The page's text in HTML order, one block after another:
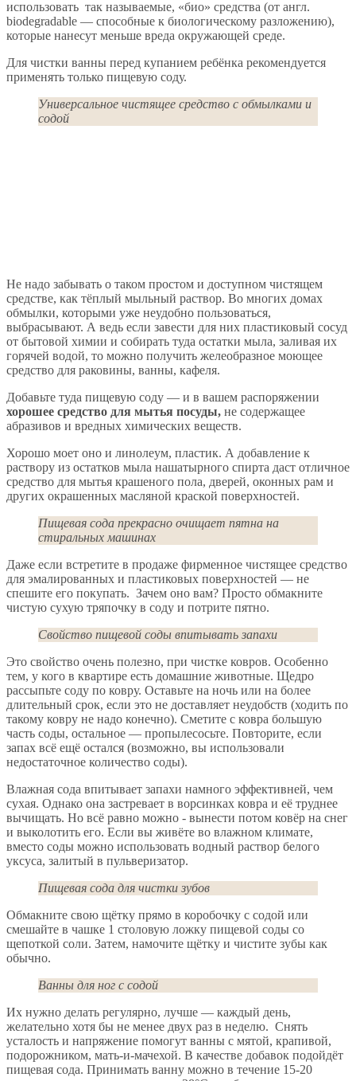
использовать так называемые, «био» средства (от англ.
biodegradable — способные к биологическому разложению),
которые нанесут меньше вреда окружающей среде.
Для чистки ванны перед купанием ребёнка рекомендуется
применять только пищевую соду.
Универсальное чистящее средство с обмылками и
содой
Не надо забывать о таком простом и доступном чистящем
средстве, как тёплый мыльный раствор. Во многих домах
обмылки, которыми уже неудобно пользоваться,
выбрасывают. А ведь если завести для них пластиковый сосуд
от бытовой химии и собирать туда остатки мыла, заливая их
горячей водой, то можно получить желеобразное моющее
средство для раковины, ванны, кафеля.
Добавьте туда пищевую соду — и в вашем распоряжении
хорошее средство для мытья посуды, не содержащее
абразивов и вредных химических веществ.
Хорошо моет оно и линолеум, пластик. А добавление к
раствору из остатков мыла нашатырного спирта даст отличное
средство для мытья крашеного пола, дверей, оконных рам и
других окрашенных масляной краской поверхностей.
Пищевая сода прекрасно очищает пятна на
стиральных машинах
Даже если встретите в продаже фирменное чистящее средство
для эмалированных и пластиковых поверхностей — не
спешите его покупать. Зачем оно вам? Просто обмакните
чистую сухую тряпочку в соду и потрите пятно.
Свойство пищевой соды впитывать запахи
Это свойство очень полезно, при чистке ковров. Особенно
тем, у кого в квартире есть домашние животные. Щедро
рассыпьте соду по ковру. Оставьте на ночь или на более
длительный срок, если это не доставляет неудобств (ходить по
такому ковру не надо конечно). Сметите с ковра большую
часть соды, остальное — пропылесосьте. Повторите, если
запах всё ещё остался (возможно, вы использовали
недостаточное количество соды).
Влажная сода впитывает запахи намного эффективней, чем
сухая. Однако она застревает в ворсинках ковра и её труднее
вычищать. Но всё равно можно - вынести потом ковёр на снег
и выколотить его. Если вы живёте во влажном климате,
вместо соды можно использовать водный раствор белого
уксуса, залитый в пульверизатор.
Пищевая сода для чистки зубов
Обмакните свою щётку прямо в коробочку с содой или
смешайте в чашке 1 столовую ложку пищевой соды со
щепоткой соли. Затем, намочите щётку и чистите зубы как
обычно.
Ванны для ног с содой
Их нужно делать регулярно, лучше — каждый день,
желательно хотя бы не менее двух раз в неделю. Снять
усталость и напряжение помогут ванны с мятой, крапивой,
подорожником, мать-и-мачехой. В качестве добавок подойдёт
пищевая сода. Принимать ванну можно в течение 15-20